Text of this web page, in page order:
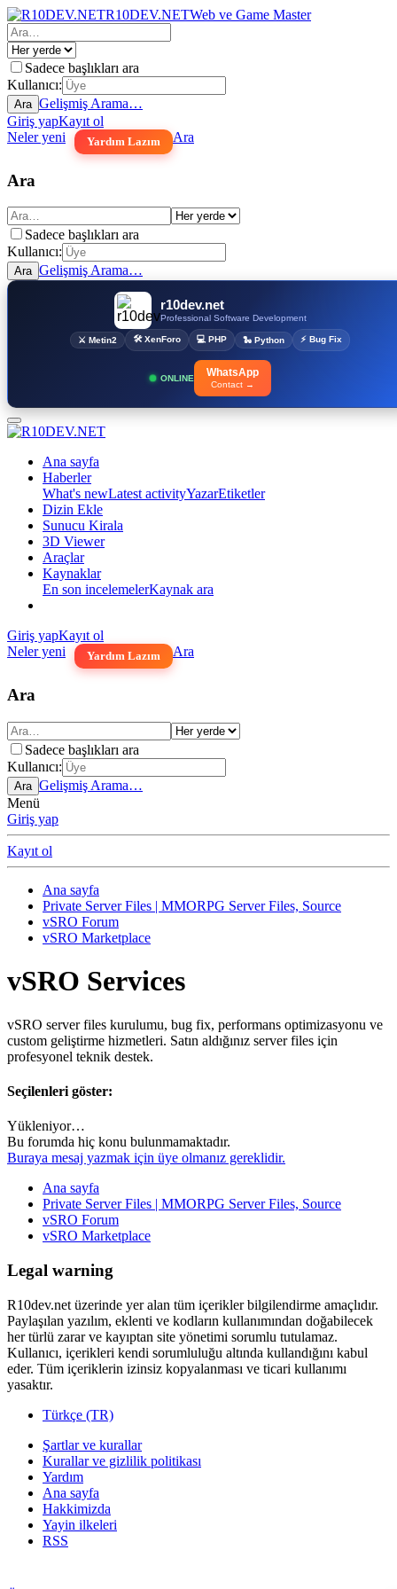
R10DEV.NETWeb ve Game Master
Sadece başlıkları ara
Kullanıcı:
Ara Gelişmiş Arama…
Giriş yapKayıt ol
Neler yeni
Yardım Lazım Ara
Ara
Sadece başlıkları ara
Kullanıcı:
Ara Gelişmiş Arama…
r10dev.net
Professional Software Development
⚔ Metin2 🛠 XenForo 💻 PHP 🐍 Python ⚡ Bug Fix
ONLINE WhatsApp
Contact →
Ana sayfa
Haberler
What's newLatest activityYazarEtiketler
Dizin Ekle
Sunucu Kirala
3D Viewer
Araçlar
Kaynaklar
En son incelemelerKaynak ara
Giriş yapKayıt ol
Neler yeni
Yardım Lazım Ara
Ara
Sadece başlıkları ara
Kullanıcı:
Ara Gelişmiş Arama…
Menü
Giriş yap
Kayıt ol
Ana sayfa
Private Server Files | MMORPG Server Files, Source
vSRO Forum
vSRO Marketplace
vSRO Services
vSRO server files kurulumu, bug fix, performans optimizasyonu ve
custom geliştirme hizmetleri. Satın aldığınız server files için
profesyonel teknik destek.
Seçilenleri göster:
Yükleniyor…
Bu forumda hiç konu bulunmamaktadır.
Buraya mesaj yazmak için üye olmanız gereklidir.
Ana sayfa
Private Server Files | MMORPG Server Files, Source
vSRO Forum
vSRO Marketplace
Legal warning
R10dev.net üzerinde yer alan tüm içerikler bilgilendirme amaçlıdır.
Paylaşılan yazılım, eklenti ve kodların kullanımından doğabilecek
her türlü zarar ve kayıptan site yönetimi sorumlu tutulamaz.
Kullanıcı, içerikleri kendi sorumluluğu altında kullandığını kabul
eder. Tüm içeriklerin izinsiz kopyalanması ve ticari kullanımı
yasaktır.
Türkçe (TR)
Şartlar ve kurallar
Kurallar ve gizlilik politikası
Yardım
Ana sayfa
Hakkimizda
Yayin ilkeleri
RSS